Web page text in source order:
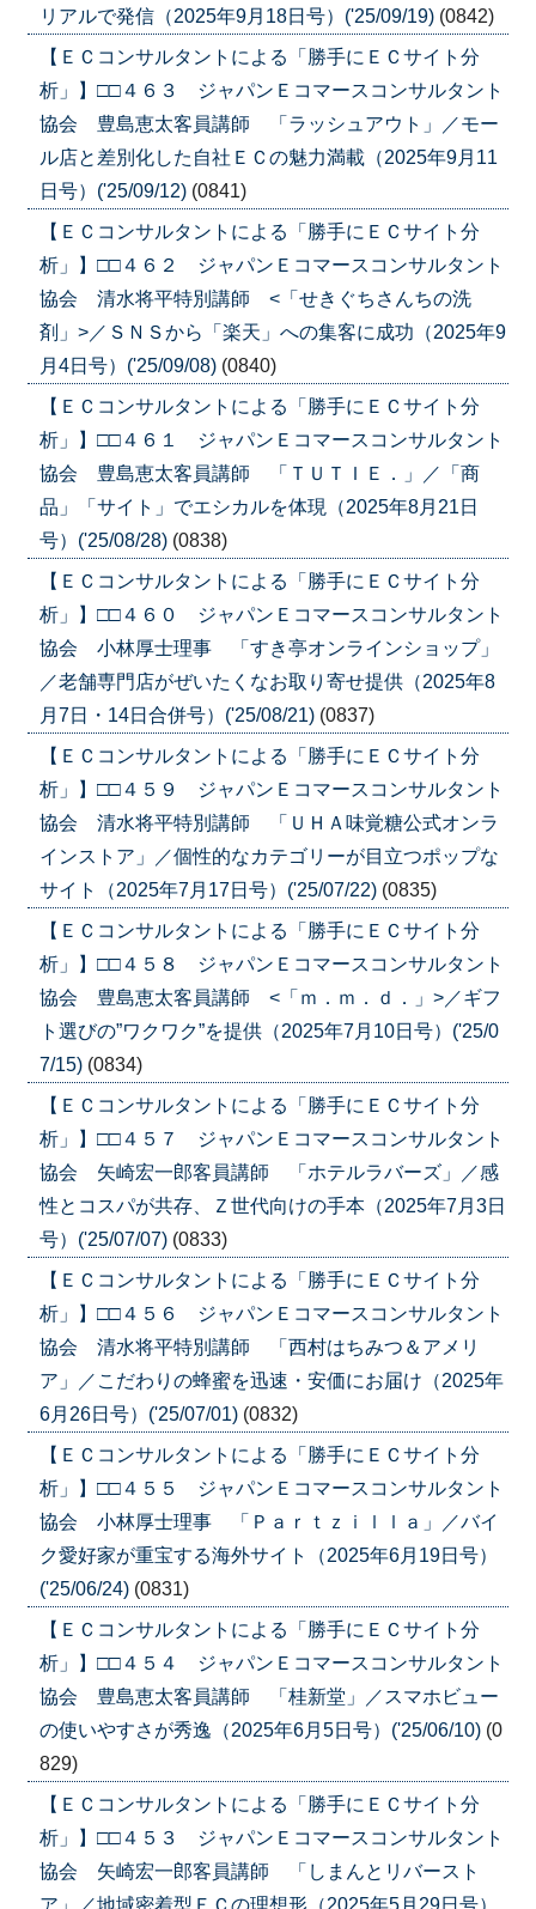
リアルで発信（2025年9月18日号）('25/09/19) (0842)
【ＥＣコンサルタントによる「勝手にＥＣサイト分
析」】□□４６３ ジャパンＥコマースコンサルタント
協会 豊島恵太客員講師 「ラッシュアウト」／モー
ル店と差別化した自社ＥＣの魅力満載（2025年9月11
日号）('25/09/12) (0841)
【ＥＣコンサルタントによる「勝手にＥＣサイト分
析」】□□４６２ ジャパンＥコマースコンサルタント
協会 清水将平特別講師 <「せきぐちさんちの洗
剤」>／ＳＮＳから「楽天」への集客に成功（2025年9
月4日号）('25/09/08) (0840)
【ＥＣコンサルタントによる「勝手にＥＣサイト分
析」】□□４６１ ジャパンＥコマースコンサルタント
協会 豊島恵太客員講師 「ＴＵＴＩＥ．」／「商
品」「サイト」でエシカルを体現（2025年8月21日
号）('25/08/28) (0838)
【ＥＣコンサルタントによる「勝手にＥＣサイト分
析」】□□４６０ ジャパンＥコマースコンサルタント
協会 小林厚士理事 「すき亭オンラインショップ」
／老舗専門店がぜいたくなお取り寄せ提供（2025年8
月7日・14日合併号）('25/08/21) (0837)
【ＥＣコンサルタントによる「勝手にＥＣサイト分
析」】□□４５９ ジャパンＥコマースコンサルタント
協会 清水将平特別講師 「ＵＨＡ味覚糖公式オンラ
インストア」／個性的なカテゴリーが目立つポップな
サイト（2025年7月17日号）('25/07/22) (0835)
【ＥＣコンサルタントによる「勝手にＥＣサイト分
析」】□□４５８ ジャパンＥコマースコンサルタント
協会 豊島恵太客員講師 <「ｍ．ｍ．ｄ．」>／ギフ
ト選びの”ワクワク”を提供（2025年7月10日号）('25/0
7/15) (0834)
【ＥＣコンサルタントによる「勝手にＥＣサイト分
析」】□□４５７ ジャパンＥコマースコンサルタント
協会 矢崎宏一郎客員講師 「ホテルラバーズ」／感
性とコスパが共存、Ｚ世代向けの手本（2025年7月3日
号）('25/07/07) (0833)
【ＥＣコンサルタントによる「勝手にＥＣサイト分
析」】□□４５６ ジャパンＥコマースコンサルタント
協会 清水将平特別講師 「西村はちみつ＆アメリ
ア」／こだわりの蜂蜜を迅速・安価にお届け（2025年
6月26日号）('25/07/01) (0832)
【ＥＣコンサルタントによる「勝手にＥＣサイト分
析」】□□４５５ ジャパンＥコマースコンサルタント
協会 小林厚士理事 「Ｐａｒｔｚｉｌｌａ」／バイ
ク愛好家が重宝する海外サイト（2025年6月19日号）
('25/06/24) (0831)
【ＥＣコンサルタントによる「勝手にＥＣサイト分
析」】□□４５４ ジャパンＥコマースコンサルタント
協会 豊島恵太客員講師 「桂新堂」／スマホビュー
の使いやすさが秀逸（2025年6月5日号）('25/06/10) (0
829)
【ＥＣコンサルタントによる「勝手にＥＣサイト分
析」】□□４５３ ジャパンＥコマースコンサルタント
協会 矢崎宏一郎客員講師 「しまんとリバースト
ア」／地域密着型ＥＣの理想形（2025年5月29日号）